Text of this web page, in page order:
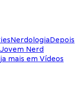
NerdologiaDepois
Jovem Nerd
mais em Vídeos